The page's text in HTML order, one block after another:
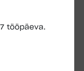
tööpäeva.
Standardite EN